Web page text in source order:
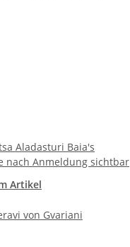
Aladasturi Baia's
nach Anmeldung sichtbar
Artikel